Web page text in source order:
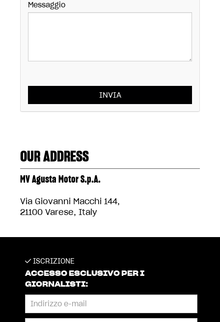
Messaggio
INVIA
OUR ADDRESS
MV Agusta Motor S.p.A.
Via Giovanni Macchi 144,
21100 Varese, Italy
ISCRIZIONE
ACCESSO ESCLUSIVO PER I
GIORNALISTI: